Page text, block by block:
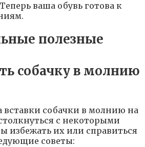
ваша обувь готова к
полезные
вставки собачки в молнию на
с некоторыми
избежать их или справиться
советы: